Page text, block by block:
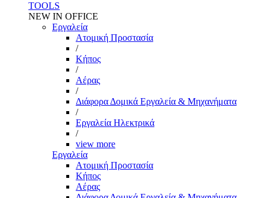
TOOLS
NEW IN OFFICE
Εργαλεία
Aτομική Προστασία
/
Kήπος
/
Αέρας
/
Διάφορα Δομικά Εργαλεία & Μηχανήματα
/
Εργαλεία Ηλεκτρικά
/
view more
Εργαλεία
Aτομική Προστασία
Kήπος
Αέρας